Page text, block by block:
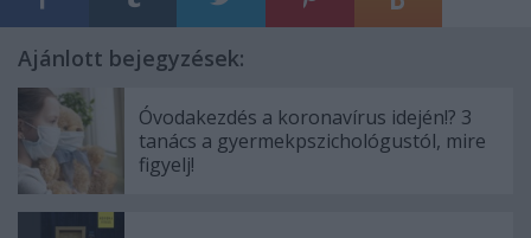
Ajánlott bejegyzések:
Óvodakezdés a koronavírus idején!? 3
tanács a gyermekpszichológustól, mire
figyelj!